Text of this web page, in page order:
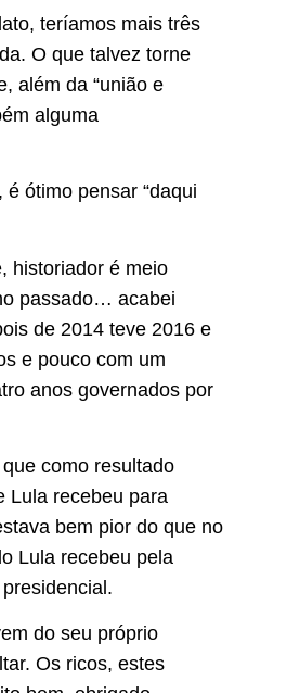
teríamos mais três
O que talvez torne
além da “união e
alguma
ótimo pensar “daqui
historiador é meio
passado… acabei
de 2014 teve 2016 e
e pouco com um
anos governados por
como resultado
Lula recebeu para
bem pior do que no
Lula recebeu pela
do seu próprio
Os ricos, estes